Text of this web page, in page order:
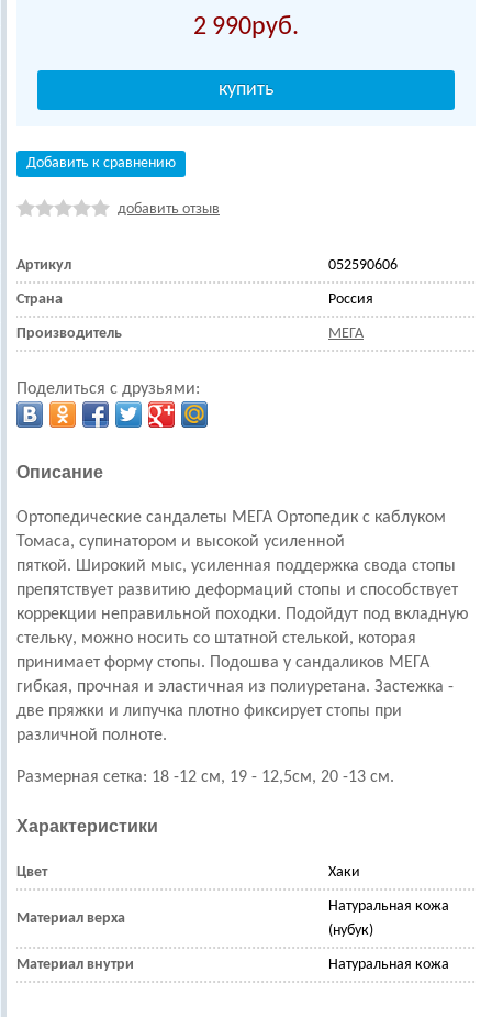
2 990
Добавить к сравнению
добавить отзыв
Артикул 052590606
Страна Россия
Производитель МЕГА
Поделиться с друзьями:
Описание
Ортопедические сандалеты МЕГА Ортопедик с каблуком
Томаса, супинатором и высокой усиленной
пяткой. Широкий мыс, усиленная поддержка свода стопы
препятствует развитию деформаций стопы и способствует
коррекции неправильной походки. Подойдут под вкладную
стельку, можно носить со штатной стелькой, которая
принимает форму стопы. Подошва у сандаликов МЕГА
гибкая, прочная и эластичная из полиуретана. Застежка -
две пряжки и липучка плотно фиксирует стопы при
различной полноте.
Размерная сетка: 18 -12 см, 19 - 12,5см, 20 -13 см.
Характеристики
Цвет Хаки
Материал верха
Натуральная кожа
(нубук)
Материал внутри Натуральная кожа